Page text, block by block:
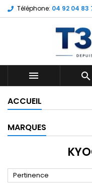
Téléphone: 04 92 04 83
 
ACCUEIL
MARQUES
Pertinence